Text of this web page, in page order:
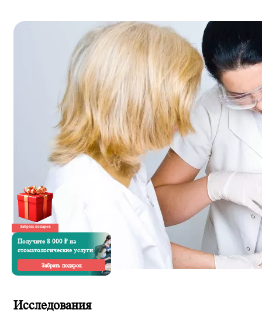
Исследования
Забрать подарок
Получите 8 000 ₽ на
стоматологические услуги
Забрать подарок